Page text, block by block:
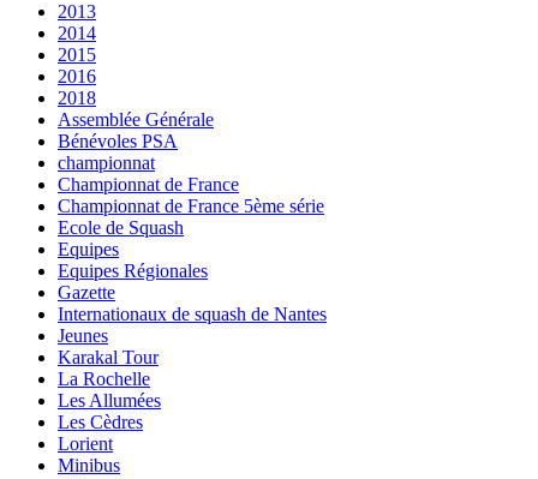
2013
2014
2015
2016
2018
Assemblée Générale
Bénévoles PSA
championnat
Championnat de France
Championnat de France 5ème série
Ecole de Squash
Equipes
Equipes Régionales
Gazette
Internationaux de squash de Nantes
Jeunes
Karakal Tour
La Rochelle
Les Allumées
Les Cèdres
Lorient
Minibus